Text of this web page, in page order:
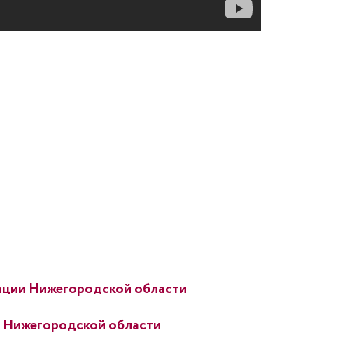
Нижегородской области
области